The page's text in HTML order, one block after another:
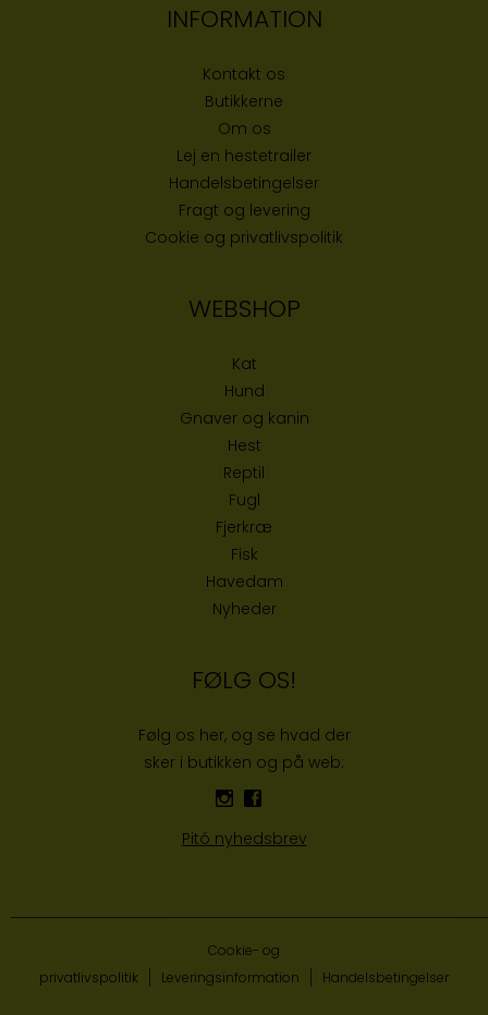
INFORMATION
Kontakt os
Butikkerne
Om os
Lej en hestetrailer
Handelsbetingelser
Fragt og levering
Cookie og privatlivspolitik
WEBSHOP
Kat
Hund
Gnaver og kanin
Hest
Reptil
Fugl
Fjerkræ
Fisk
Havedam
Nyheder
FØLG OS!
Følg os her, og se hvad der
sker i butikken og på web:
Pitó nyhedsbrev
Cookie- og
privatlivspolitik
Leveringsinformation Handelsbetingelser